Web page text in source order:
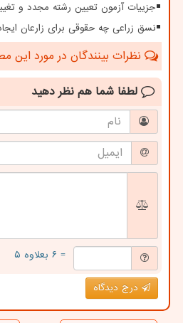
جزییات آزمون تعیین رشته مجدد و
نسق زراعی چه حقوقی برای زارعان
نظرات بینندگان در مورد این
لطفا شما هم نظر دهید
= ۶ بعلاوه ۵
درج دیدگاه